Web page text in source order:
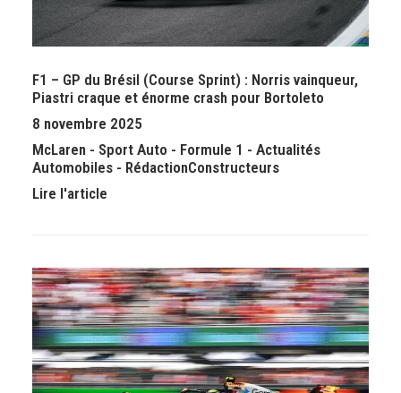
F1 – GP du Brésil (Course Sprint) : Norris vainqueur,
Piastri craque et énorme crash pour Bortoleto
8 novembre 2025
McLaren - Sport Auto - Formule 1 - Actualités
Automobiles - RédactionConstructeurs
Lire l'article